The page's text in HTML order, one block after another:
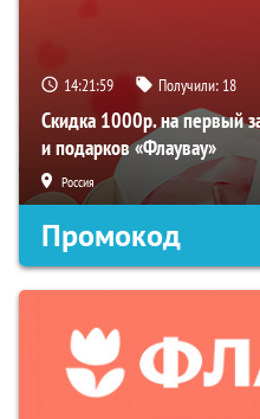
14:21:59 Получили: 18
Скидка 1000р. на первый
и подарков «Флаувау»
Россия
Промокод